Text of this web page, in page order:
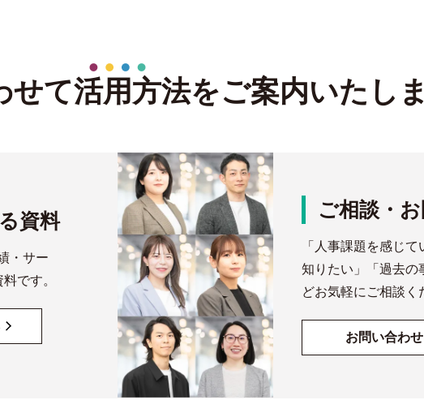
せて活用方法をご案内いたしま
資料
・サー
です。
ご相談・
「人事課題を感じ
知りたい」「過去の
どお気軽にご相談く
お問い合わ